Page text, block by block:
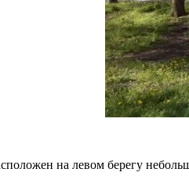
на левом берегу